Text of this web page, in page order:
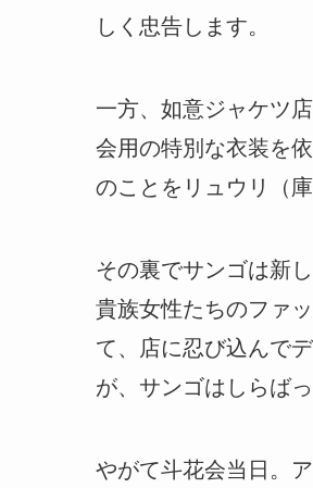
しく忠告します。
一方、如意ジャケツ
会用の特別な衣装を
のことをリュウリ（
その裏でサンゴは新
貴族女性たちのファ
て、店に忍び込んで
が、サンゴはしらば
やがて斗花会当日。